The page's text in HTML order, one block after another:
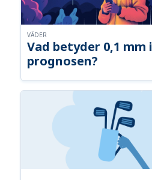
Vad betyder 0,1 mm i
prognosen?
VÄDER